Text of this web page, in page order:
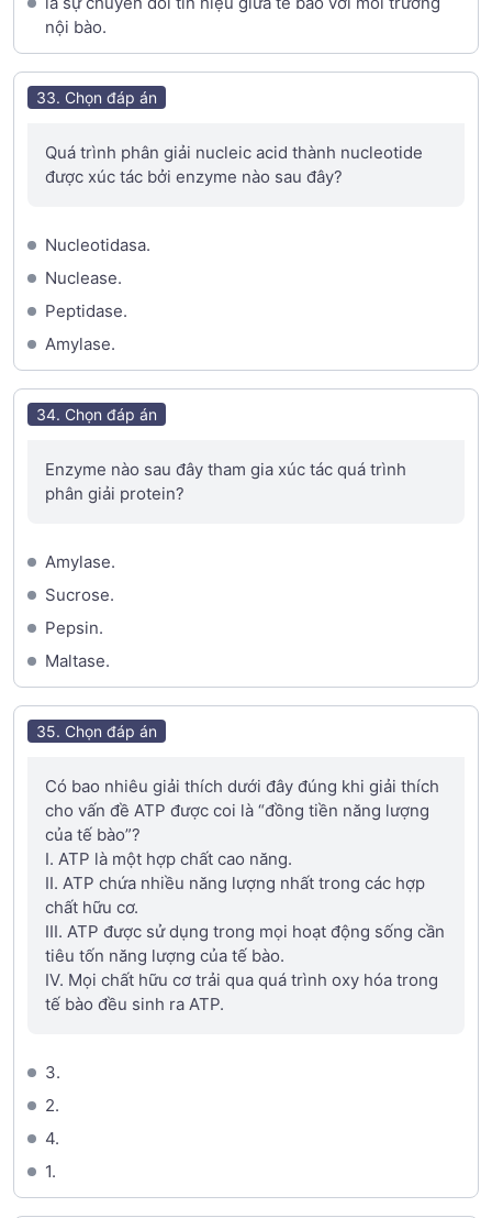
nội bào.
33. Chọn đáp án
Quá trình phân giải nucleic acid thành nucleotide
được xúc tác bởi enzyme nào sau đây?
Nucleotidasa.
Nuclease.
Peptidase.
Amylase.
34. Chọn đáp án
Enzyme nào sau đây tham gia xúc tác quá trình
phân giải protein?
Amylase.
Sucrose.
Pepsin.
Maltase.
35. Chọn đáp án
Có bao nhiêu giải thích dưới đây đúng khi giải thích
cho vấn đề ATP được coi là “đồng tiền năng lượng
của tế bào”?
I. ATP là một hợp chất cao năng.
II. ATP chứa nhiều năng lượng nhất trong các hợp
chất hữu cơ.
III. ATP được sử dụng trong mọi hoạt động sống cần
tiêu tốn năng lượng của tế bào.
IV. Mọi chất hữu cơ trải qua quá trình oxy hóa trong
tế bào đều sinh ra ATP.
3.
2.
4.
1.